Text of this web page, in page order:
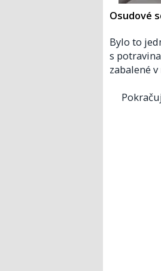
Osudové
Bylo to
s
zabalené